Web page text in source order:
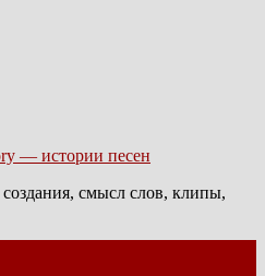
— истории песен
смысл слов, клипы,